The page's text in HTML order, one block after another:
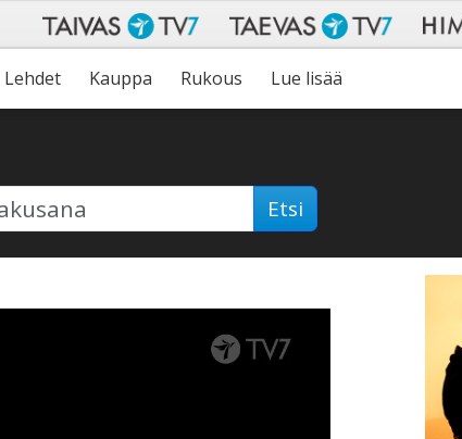
Lehdet Kauppa Rukous Lue lisää
Etsi